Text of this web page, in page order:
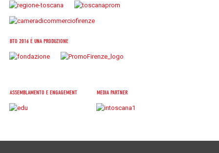
BTO 2016 È UNA PRODUZIONE
ASSEMBLAMENTO E ENGAGEMENT MEDIA PARTNER